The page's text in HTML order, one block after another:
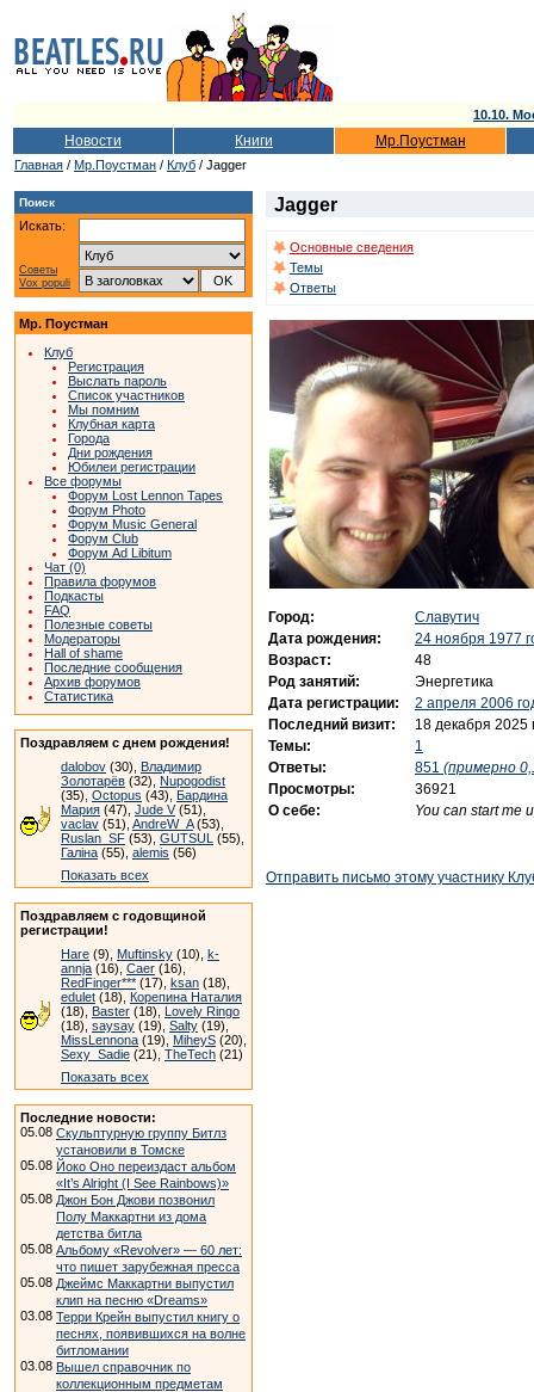
10.10.
Новости Книги Мр.Поустман
Главная / Мр.Поустман / Клуб / Jagger
Поиск
Искать:
Советы
Vox populi
Мр. Поустман
Клуб
Регистрация
Выслать пароль
Список участников
Мы помним
Клубная карта
Города
Дни рождения
Юбилеи регистрации
Все форумы
Форум Lost Lennon Tapes
Форум Photo
Форум Music General
Форум Club
Форум Ad Libitum
Чат (0)
Правила форумов
Подкасты
FAQ
Полезные советы
Модераторы
Hall of shame
Последние сообщения
Архив форумов
Статистика
Поздравляем с днем рождения!
dalobov (30), Владимир
Золотарёв (32), Nupogodist
(35), Octopus (43), Бардина
Мария (47), Jude V(51),
vaclav (51), AndreW_A(53),
Ruslan_SF (53), GUTSUL (55),
Галіна (55), alemis (56)
Показать всех
Поздравляем с годовщиной
регистрации!
Hare (9), Muftinsky (10), k-
annja (16), Caer (16),
RedFinger*** (17), ksan (18),
edulet (18), Корепина Наталия
(18), Baster (18), Lovely Ringo
(18), saysay (19), Salty (19),
MissLennona (19), MiheyS (20),
Sexy_Sadie (21), TheTech (21)
Показать всех
Последние новости:
05.08 Скульптурную группу Битлз
установили в Томске
05.08 Йоко Оно переиздаст альбом
«It’s Alright (I See Rainbows)»
05.08 Джон Бон Джови позвонил
Полу Маккартни из дома
детства битла
05.08 Альбому «Revolver» — 60 лет:
что пишет зарубежная пресса
05.08 Джеймс Маккартни выпустил
клип на песню «Dreams»
03.08 Терри Крейн выпустил книгу о
песнях, появившихся на волне
битломании
03.08 Вышел справочник по
коллекционным предметам
Jagger
Основные сведения
Темы
Ответы
Город:
Славутич
Дата рождения:
24 ноября 1977
Возраст:
48
Род занятий:
Энергетика
Дата регистрации:
2 апреля 2006
Последний визит:
18 декабря 2025
Темы:
1
Ответы:
851 (примерно
Просмотры:
36921
О себе:
You can start me
Отправить письмо этому участнику